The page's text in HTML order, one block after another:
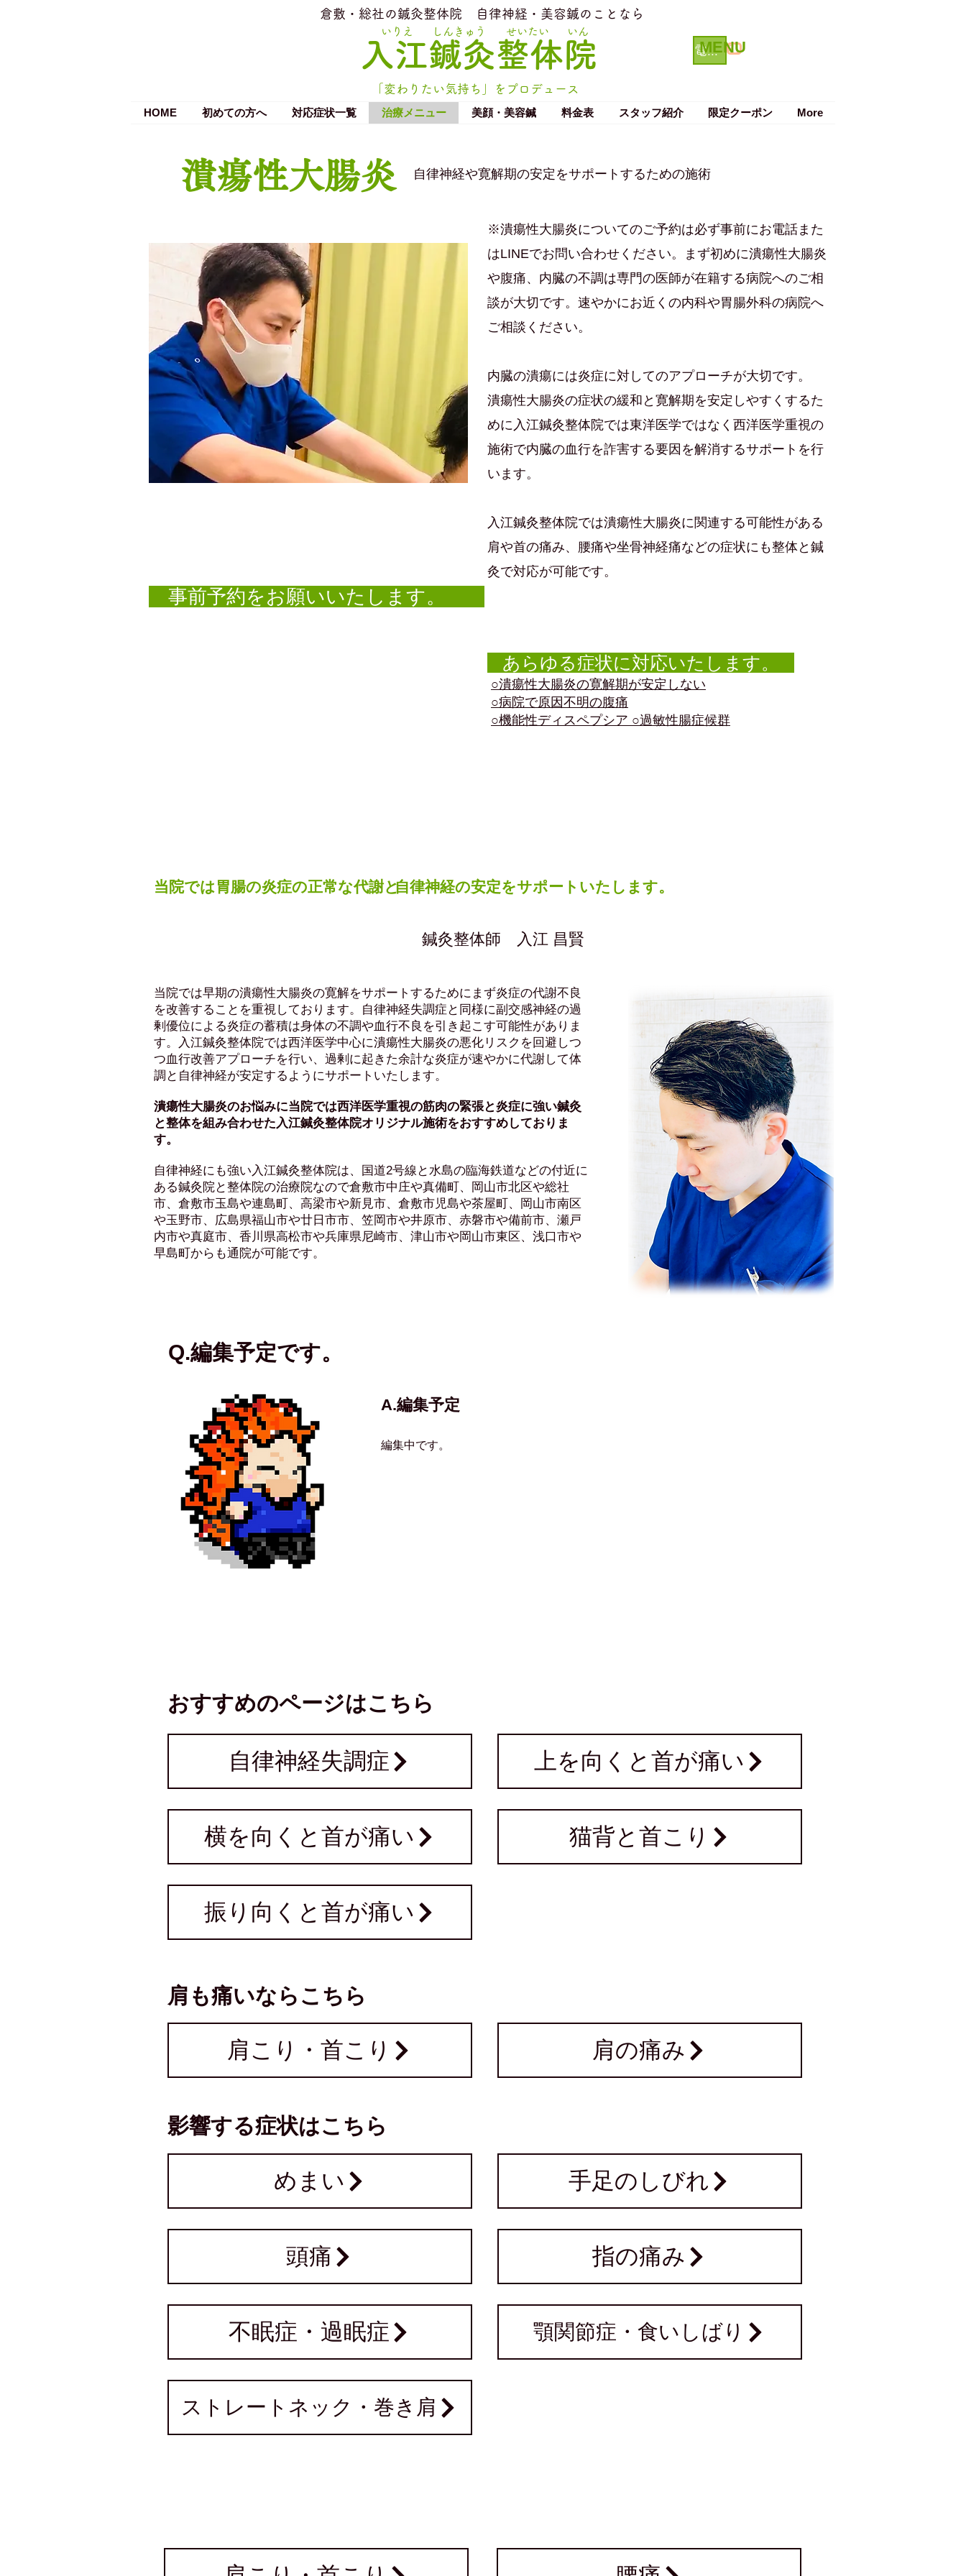
いりえ
​倉敷・総社の鍼灸整体院 ​自律神経・美容鍼のことなら
​入江鍼灸整体院
せいたい
しんきゅう いん
電話で予約する クーポン
MENU
「変わりたい気持ち」をプロデュース
HOME
初めての方へ 対応症状一覧 治療メニュー 美顔・美容鍼 料金表 スタッフ紹介 限定クーポン More
潰瘍性大腸炎 ​自律神経や寛解期の安定をサポートするための施術
※潰瘍性大腸炎についてのご予約は必ず事前にお電話また
はLINEでお問い合わせください。まず初めに潰瘍性大腸炎
や腹痛、内臓の不調は専門の医師が在籍する病院へのご相
談が大切です。速やかにお近くの内科や胃腸外科の病院へ
ご相談ください。
内臓の潰瘍には炎症に対してのアプローチが大切です。
潰瘍性大腸炎の症状の緩和と寛解期を安定しやすくするた
めに入江鍼灸整体院では東洋医学ではなく西洋医学重視の
施術で内臓の血行を詐害する要因を解消するサポートを行
います。
入江鍼灸整体院では潰瘍性大腸炎に関連する可能性がある
肩や首の痛み、腰痛や坐骨神経痛などの症状にも整体と鍼
灸で対応が可能です。
あらゆる症状に対応いたします。
○潰瘍性大腸炎の寛解期が安定しない
○病院で原因不明の腹痛
○機能性ディスペプシア ○過敏性腸症候群
事前予約をお願いいたします。
当院では胃腸の炎症の正常な代謝と自律神経の安定をサポートいたします。
​鍼灸整体師 入江 昌賢
​当院では早期の潰瘍性大腸炎の寛解をサポートするためにまず炎症の代謝不良
を改善することを重視しております。自律神経失調症と同様に副交感神経の過
剰優位による炎症の蓄積は身体の不調や血行不良を引き起こす可能性がありま
す。
入江鍼灸整体院では西洋医学中心に潰瘍性大腸炎の悪化リスクを回避しつ
つ血行改善アプローチを行い、過剰に起きた余計な炎症が速やかに代謝して体
調と自律神経が安定するようにサポートいたします。
潰瘍性大腸炎のお悩みに当院では西洋医学重視の筋肉の緊張と炎症に強い鍼灸
と整体を組み合わせた入江鍼灸整体院オリジナル施術をおすすめしておりま
す。
自律神経にも強い入江鍼灸整体院は、国道2号線と水島の臨海鉄道などの付近に
ある鍼灸院と整体院の治療院なので倉敷市中庄や真備町、岡山市北区や総社
市、倉敷市玉島や連島町、高梁市や新見市、倉敷市児島や茶屋町、岡山市南区
や玉野市、広島県福山市や廿日市市、笠岡市や井原市、赤磐市や備前市、瀬戸
内市や真庭市、香川県高松市や兵庫県尼崎市、津山市や岡山市東区、浅口市や
早島町からも通院が可能です。
Q.編集予定です。
​A.編集予定
編集中です。
おすすめのページはこちら
自律神経失調症 上を向くと首が痛い
横を向くと首が痛い 猫背と首こり
振り向くと首が痛い
肩も痛いならこちら
肩こり・首こり 肩の痛み
影響する症状はこちら
めまい 手足のしびれ
頭痛 指の痛み
不眠症・過眠症 顎関節症・食いしばり
ストレートネック・巻き肩